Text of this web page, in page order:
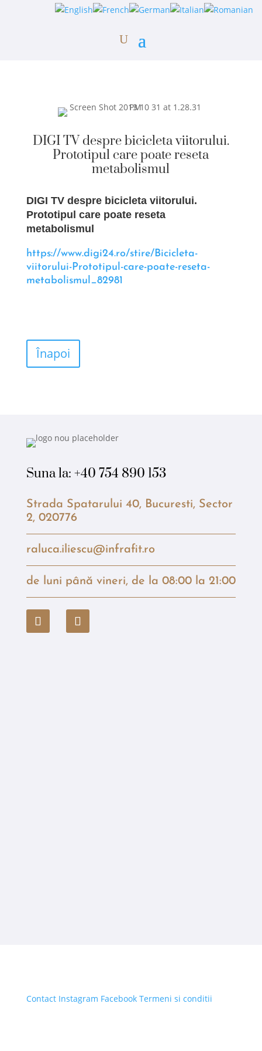
DIGI TV despre bicicleta viitorului.
Prototipul care poate reseta
metabolismul
DIGI TV despre bicicleta viitorului.
Prototipul care poate reseta
metabolismul
https://www.digi24.ro/stire/Bicicleta-
viitorului-Prototipul-care-poate-reseta-
metabolismul_82981
Înapoi
Suna la: +40 754 890 153
Strada Spatarului 40, Bucuresti, Sector
2, 020776
raluca.iliescu@infrafit.ro
de luni până vineri, de la 08:00 la 21:00
Contact Instagram Facebook Termeni si conditii